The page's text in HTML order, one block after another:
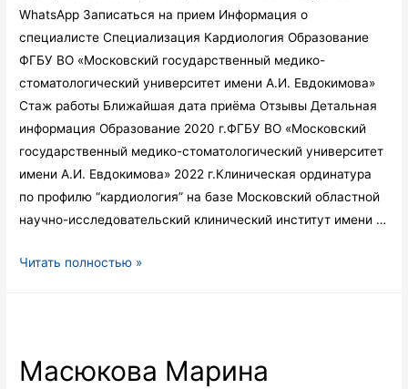
WhatsApp Записаться на прием Информация о
специалисте Специализация Кардиология Образование
ФГБУ ВО «Московский государственный медико-
стоматологический университет имени А.И. Евдокимова»
Стаж работы Ближайшая дата приёма Отзывы Детальная
информация Образование 2020 г.ФГБУ ВО «Московский
государственный медико-стоматологический университет
имени А.И. Евдокимова» 2022 г.Клиническая ординатура
по профилю “кардиология” на базе Московский областной
научно-исследовательский клинический институт имени …
Щедрин
Читать полностью »
Масюкова Марина